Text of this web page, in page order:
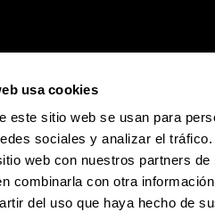
usa cookies
este sitio web se usan para
sociales y analizar el
web con nuestros partners
combinarla con otra
del uso que haya hecho de